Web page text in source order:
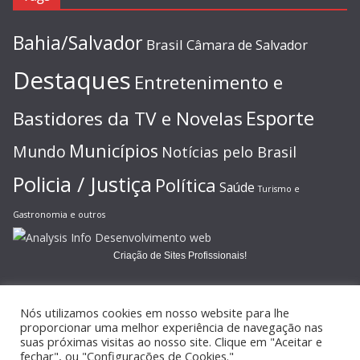
Bahia/Salvador Brasil Câmara de Salvador
Destaques Entretenimento e
Bastidores da TV e Novelas Esporte
Mundo Municípios Notícias pelo Brasil
Policia / Justiça Política Saúde Turismo e
Gastronomia e outros
Criação de Sites Profissionais!
Copyright © 2026JORNAL GAZETA ONLINE
Nós utilizamos cookies em nosso website para lhe
proporcionar uma melhor experiência de navegação nas
suas próximas visitas ao nosso site. Clique em "Aceitar e
fechar", ou "Configurações de Cookies."